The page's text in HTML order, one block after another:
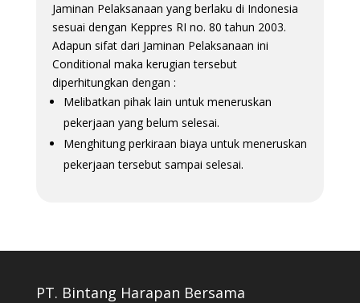
Jaminan Pelaksanaan yang berlaku di Indonesia
sesuai dengan Keppres RI no. 80 tahun 2003.
Adapun sifat dari Jaminan Pelaksanaan ini
Conditional maka kerugian tersebut
diperhitungkan dengan :
Melibatkan pihak lain untuk meneruskan
pekerjaan yang belum selesai.
Menghitung perkiraan biaya untuk meneruskan
pekerjaan tersebut sampai selesai.
PT. Bintang Harapan Bersama